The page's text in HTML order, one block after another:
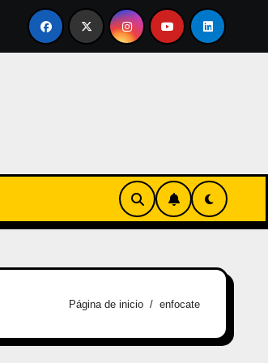
El primer tour de la India Chiquitina
Página de inicio enfocate